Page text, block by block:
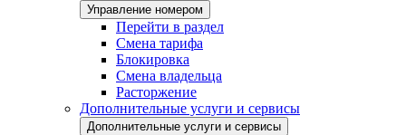
Управление номером
Перейти в раздел
Смена тарифа
Блокировка
Смена владельца
Расторжение
Дополнительные услуги и сервисы
Дополнительные услуги и сервисы